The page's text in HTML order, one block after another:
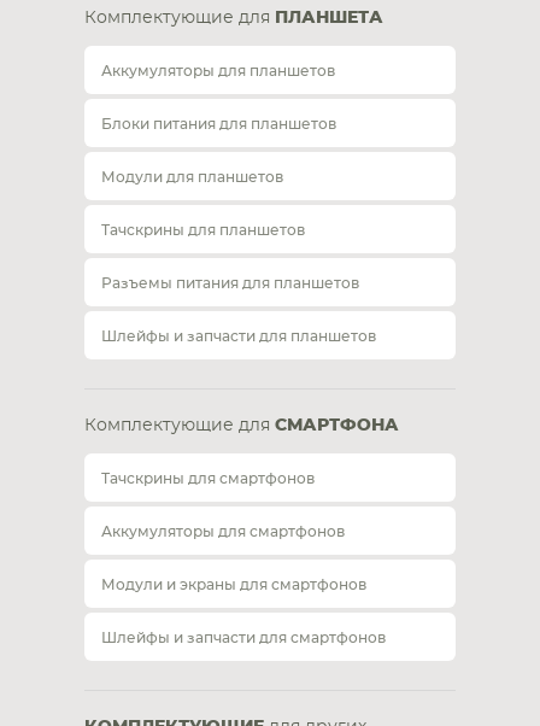
Комплектующие для ПЛАНШЕТА
Аккумуляторы для планшетов
Блоки питания для планшетов
Модули для планшетов
Тачскрины для планшетов
Разъемы питания для планшетов
Шлейфы и запчасти для планшетов
Комплектующие для СМАРТФОНА
Тачскрины для смартфонов
Аккумуляторы для смартфонов
Модули и экраны для смартфонов
Шлейфы и запчасти для смартфонов